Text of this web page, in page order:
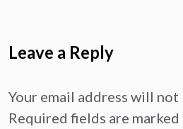
Leave a Reply
Your email address will not
Required fields are marked